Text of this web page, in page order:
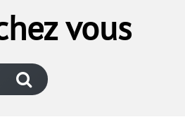
vous